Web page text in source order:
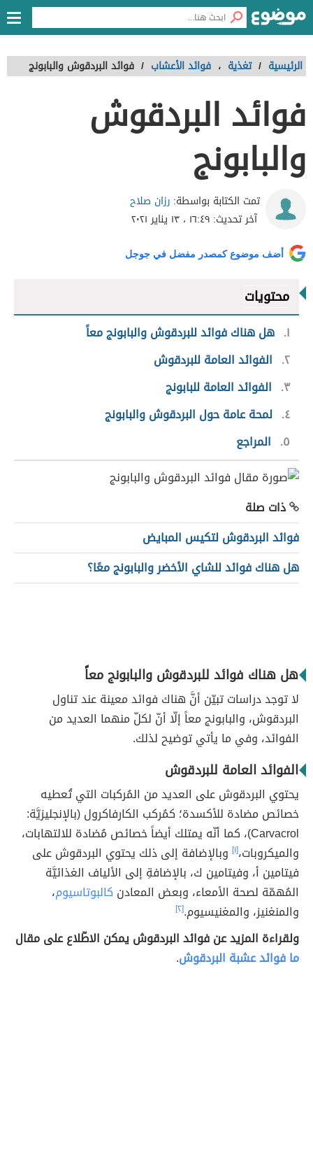
الرئيسية / تغذية ، فوائد الأعشاب / فوائد البردقوش والبابونج
فوائد البردقوش
والبابونج
تمت الكتابة بواسطة: رزان صلاح
آخر تحديث: ١٦:٤٩ ، ١٣ يناير ٢٠٢١
أضف موضوع كمصدر مفضل في جوجل
محتويات
١ هل هناك فوائد للبردقوش والبابونج معاً
٢ الفوائد العامة للبردقوش
٣
الفوائد العامة للبابونج
٤ لمحة عامة حول البردقوش والبابونج
٥
المراجع
ذات صلة
فوائد البردقوش لتكيس المبايض
هل هناك فوائد للشاي الأخضر والبابونج معًا؟
هل هناك فوائد للبردقوش والبابونج معاً
لا توجد دراسات تبيّن أنَّ هناك فوائد معينة عند تناول
البردقوش، والبابونج معاً إلّا أنّ لكلّ منهما العديد من
الفوائد، وفي ما يأتي توضيح لذلك.
الفوائد العامة للبردقوش
يحتوي البردقوش على العديد من المُركبات التي تُعطيه
خصائص مضادة للأكسدة؛ كمُركب الكارفاكرول (بالإنجليزيَّة:
Carvacrol)، كما أنّه يمتلك أيضاً خصائص مُضادة للالتهابات،
والميكروبات،[١] وبالإضافة إلى ذلك يحتوي البردقوش على
فيتامين أ، وفيتامين ك، بالإضافةِ إلى الألياف الغذائيَّة
المُهمّة لصحة الأمعاء، وبعض المعادن كالبوتاسيوم،
والمنغنيز، والمغنيسيوم.[٢]
ولقراءة المزيد عن فوائد البردقوش يمكن الاطّلاع على مقال
ما فوائد عشبة البردقوش.